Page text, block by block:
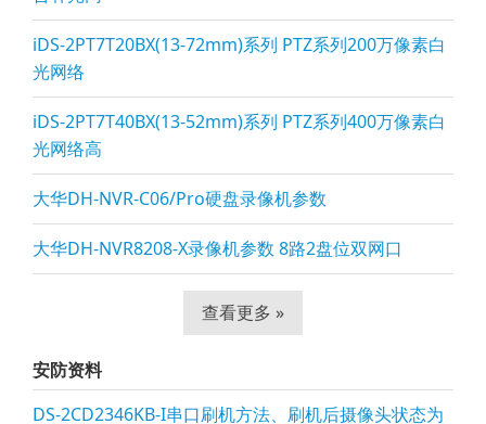
iDS-2PT7T20BX(13-72mm)系列 PTZ系列200万像素白
光网络
iDS-2PT7T40BX(13-52mm)系列 PTZ系列400万像素白
光网络高
大华DH-NVR-C06/Pro硬盘录像机参数
大华DH-NVR8208-X录像机参数 8路2盘位双网口
查看更多 »
安防资料
DS-2CD2346KB-I串口刷机方法、刷机后摄像头状态为